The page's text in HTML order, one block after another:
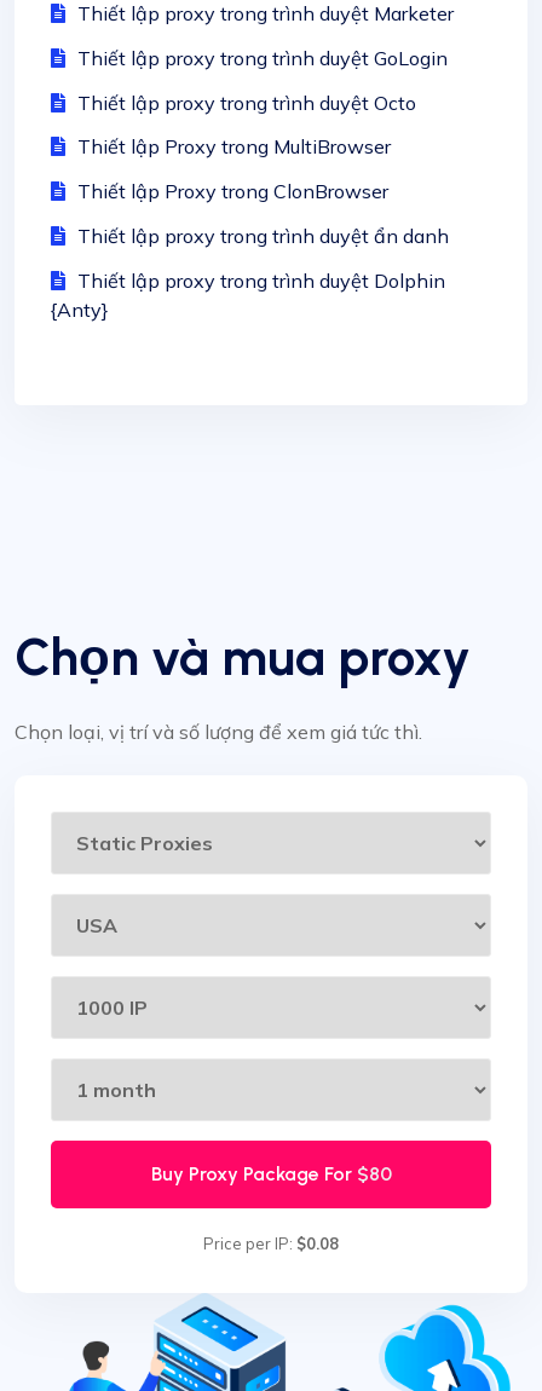
Thiết lập proxy trong trình duyệt Marketer
Thiết lập proxy trong trình duyệt GoLogin
Thiết lập proxy trong trình duyệt Octo
Thiết lập Proxy trong MultiBrowser
Thiết lập Proxy trong ClonBrowser
Thiết lập proxy trong trình duyệt ẩn danh
Thiết lập proxy trong trình duyệt Dolphin
{Anty}
Chọn và mua proxy
Chọn loại, vị trí và số lượng để xem giá tức thì.
Buy Proxy Package For $80
Price per IP: $0.08